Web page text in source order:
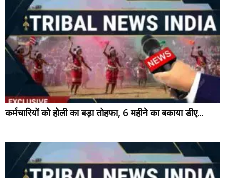
कर्मचारियों को होली का बड़ा तोहफा, 6 महीने का बकाया डीए...